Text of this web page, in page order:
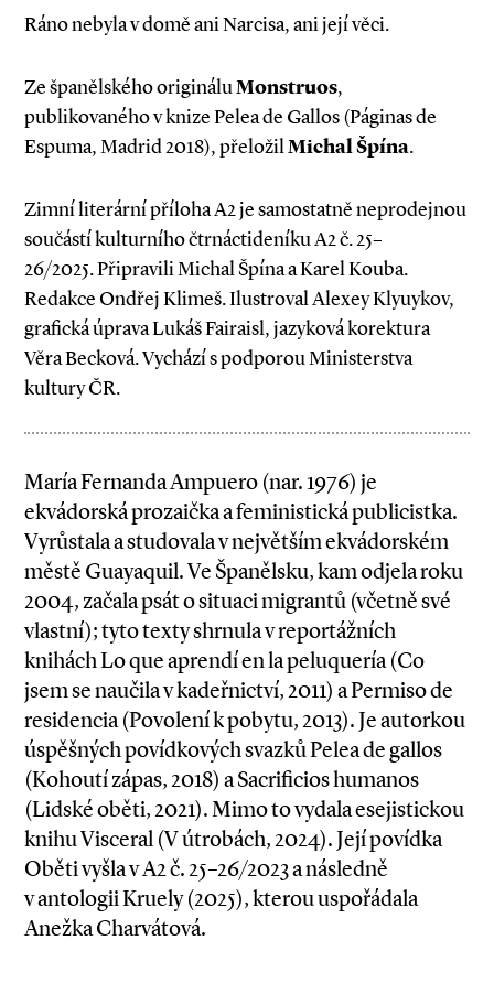
Ráno nebyla v domě ani Narcisa, ani její věci.
Ze španělského origináluMonstruos,
publikovaného v knize Pelea de Gallos (Páginas de
Espuma, Madrid 2018), přeložilMichal Špína.
Zimní literární příloha A2 je samostatně neprodejnou
součástí kulturního čtrnáctideníku A2 č. 25–
26/2025. Připravili Michal Špína a Karel Kouba.
Redakce Ondřej Klimeš. Ilustroval Alexey Klyuykov,
grafická úprava Lukáš Fairaisl, jazyková korektura
Věra Becková. Vychází s podporou Ministerstva
kultury ČR.
María Fernanda Ampuero (nar. 1976) je
ekvádorská prozaička a feministická publicistka.
Vyrůstala a studovala v největším ekvádorském
městě Guayaquil. Ve Španělsku, kam odjela roku
2004, začala psát o situaci migrantů (včetně své
vlastní); tyto texty shrnula v reportážních
knihách Lo que aprendí en la peluquería (Co
jsem se naučila v kadeřnictví, 2011) a Permiso de
residencia (Povolení k pobytu, 2013). Je autorkou
úspěšných povídkových svazků Pelea de gallos
(Kohoutí zápas, 2018) a Sacrificios humanos
(Lidské oběti, 2021). Mimo to vydala esejistickou
knihu Visceral (V útrobách, 2024). Její povídka
Oběti vyšla v A2 č. 25–26/2023 a následně
v antologii Kruely (2025), kterou uspořádala
Anežka Charvátová.